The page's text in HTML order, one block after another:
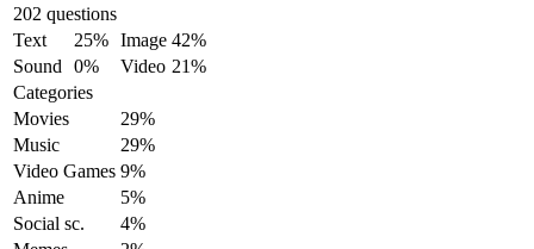
202 questions
Text
25% Image 42%
Sound
0% Video 21%
Categories
Movies
29%
Music
29%
Video Games 9%
Anime
5%
Social sc.
4%